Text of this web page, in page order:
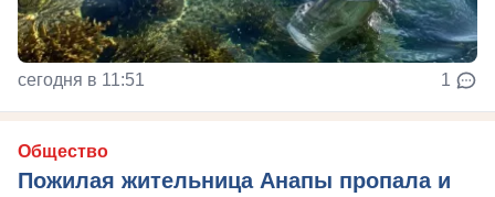
сегодня в 11:51 1
Общество
Пожилая жительница Анапы пропала и